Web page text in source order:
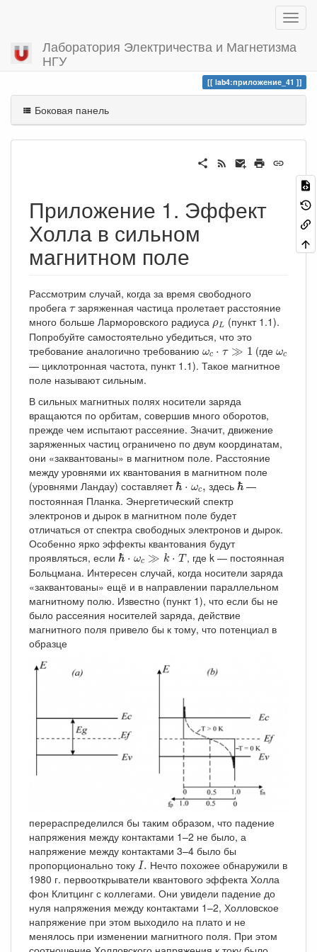
Лаборатория Электричества и Магнетизма
НГУ
Вы посетили
lab4:приложение_41
Боковая панель
Приложение 1. Эффект
Холла в сильном
магнитном поле
Рассмотрим случай, когда за время свободного
пробега τ
τзаряженная частица пролетает расстояние
много больше Ларморовского радиуса ρL
ρL (пункт 1.1).
Попробуйте самостоятельно убедиться, что это
требование аналогично требованию ωc ⋅ τ ≫ 1
ω c τ≫1 (где ωc
ωc
— циклотронная частота, пункт 1.1). Такое магнитное
поле называют сильным.
В сильных магнитных полях носители заряда
вращаются по орбитам, совершив много оборотов,
прежде чем испытают рассеяние. Значит, движение
заряженных частиц ограничено по двум координатам,
они «заквантованы» в магнитном поле. Расстояние
между уровнями их квантования в магнитном поле
(уровнями Ландау) составляетℏ ⋅ ωc ,
ℏ ⋅ωc, здесь ℏ
ℏ—
постоянная Планка. Энергетический спектр
электронов и дырок в магнитном поле будет
отличаться от спектра свободных электронов и дырок.
Особенно ярко эффекты квантования будут
проявляться, если ℏ ⋅ ωc ≫ k ⋅ T
ℏ⋅ωc≫k⋅T
, где k — постоянная
Больцмана. Интересен случай, когда носители заряда
«заквантованы» ещё и в направлении параллельном
магнитному полю. Известно (пункт 1), что если бы не
было рассеяния носителей заряда, действие
магнитного поля привело бы к тому, что потенциал в
образце
перераспределился бы таким образом, что падение
напряжения между контактами 1–2 не было, а
напряжение между контактами 3–4 было бы
пропорционально току I.
I. Нечто похожее обнаружили в
1980 г. первооткрыватели квантового эффекта Холла
фон Клитцинг с коллегами. Они увидели падение до
нуля напряжения между контактами 1–2, Холловское
напряжение при этом выходило на плато и не
менялось при изменении магнитного поля. При этом